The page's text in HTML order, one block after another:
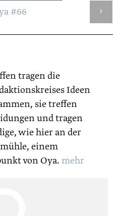
tragen die
Ideen
sie treffen
und tragen
wie hier an der
einem
von Oya. mehr